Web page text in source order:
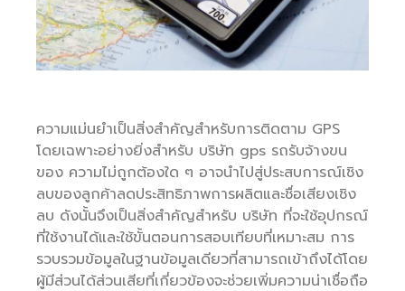
ความแม่นยำเป็นสิ่งสำคัญสำหรับการติดตาม GPS
โดยเฉพาะอย่างยิ่งสำหรับ บริษัท gps รถรับจ้างขน
ของ ความไม่ถูกต้องใด ๆ อาจนำไปสู่ประสบการณ์เชิง
ลบของลูกค้าลดประสิทธิภาพการผลิตและชื่อเสียงเชิง
ลบ ดังนั้นจึงเป็นสิ่งสำคัญสำหรับ บริษัท ที่จะใช้อุปกรณ์
ที่ใช้งานได้และใช้ขั้นตอนการสอบเทียบที่เหมาะสม การ
รวบรวมข้อมูลในฐานข้อมูลเดียวที่สามารถเข้าถึงได้โดย
ผู้มีส่วนได้ส่วนเสียที่เกี่ยวข้องจะช่วยเพิ่มความน่าเชื่อถือ